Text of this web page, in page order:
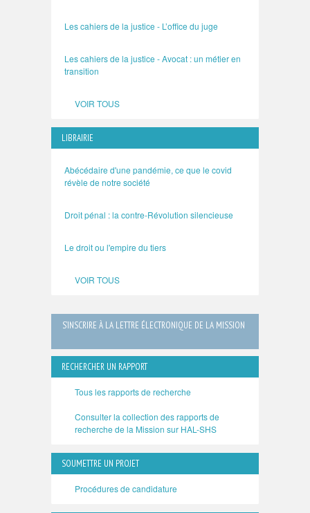
Les cahiers de la justice - L’office du juge
Les cahiers de la justice - Avocat : un métier en
transition
VOIR TOUS
LIBRAIRIE
Abécédaire d'une pandémie, ce que le covid
révèle de notre société
Droit pénal : la contre-Révolution silencieuse
Le droit ou l'empire du tiers
VOIR TOUS
S’INSCRIRE À LA LETTRE ÉLECTRONIQUE DE LA MISSION
RECHERCHER UN RAPPORT
Tous les rapports de recherche
Consulter la collection des rapports de
recherche de la Mission sur HAL-SHS
SOUMETTRE UN PROJET
Procédures de candidature